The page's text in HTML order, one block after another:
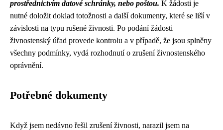
prostřednictvím datové schránky, nebo poštou. K žádosti je
nutné doložit doklad totožnosti a další dokumenty, které se liší v
závislosti na typu rušené živnosti. Po podání žádosti
živnostenský úřad provede kontrolu a v případě, že jsou splněny
všechny podmínky, vydá rozhodnutí o zrušení živnostenského
oprávnění.
Potřebné dokumenty
Když jsem nedávno řešil zrušení živnosti, narazil jsem na